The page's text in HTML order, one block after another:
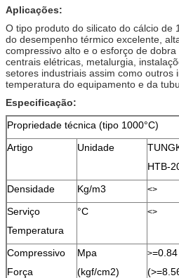
Aplicações:
O tipo produto do silicato do cálcio de
do desempenho térmico excelente,
compressivo alto e o esforço de
centrais elétricas, metalurgia,
setores industriais assim como outros
temperatura do equipamento e da
Especificação:
Propriedade técnica (tipo 1000°C)
Artigo
Unidade
HTB-
Densidade
Kg/m3 <>
Serviço
Temperatura
°C <>
Compressivo
Força
Mpa
(kgf/cm2)
>=0.84